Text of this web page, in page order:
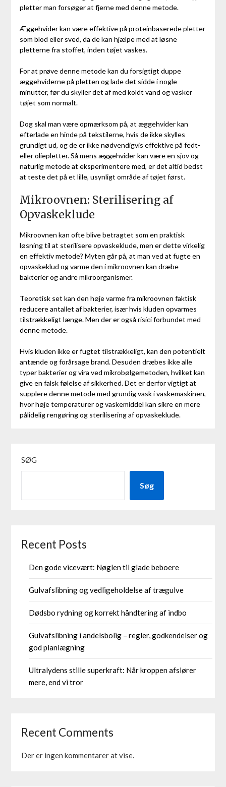
pletter man forsøger at fjerne med denne metode.
Æggehvider kan være effektive på proteinbaserede pletter
som blod eller sved, da de kan hjælpe med at løsne
pletterne fra stoffet, inden tøjet vaskes.
For at prøve denne metode kan du forsigtigt duppe
æggehviderne på pletten og lade det sidde i nogle
minutter, før du skyller det af med koldt vand og vasker
tøjet som normalt.
Dog skal man være opmærksom på, at æggehvider kan
efterlade en hinde på tekstilerne, hvis de ikke skylles
grundigt ud, og de er ikke nødvendigvis effektive på fedt-
eller oliepletter. Så mens æggehvider kan være en sjov og
naturlig metode at eksperimentere med, er det altid bedst
at teste det på et lille, usynligt område af tøjet først.
Mikroovnen: Sterilisering af
Opvaskeklude
Mikroovnen kan ofte blive betragtet som en praktisk
løsning til at sterilisere opvaskeklude, men er dette virkelig
en effektiv metode? Myten går på, at man ved at fugte en
opvaskeklud og varme den i mikroovnen kan dræbe
bakterier og andre mikroorganismer.
Teoretisk set kan den høje varme fra mikroovnen faktisk
reducere antallet af bakterier, især hvis kluden opvarmes
tilstrækkeligt længe. Men der er også risici forbundet med
denne metode.
Hvis kluden ikke er fugtet tilstrækkeligt, kan den potentielt
antænde og forårsage brand. Desuden dræbes ikke alle
typer bakterier og vira ved mikrobølgemetoden, hvilket kan
give en falsk følelse af sikkerhed. Det er derfor vigtigt at
supplere denne metode med grundig vask i vaskemaskinen,
hvor høje temperaturer og vaskemiddel kan sikre en mere
pålidelig rengøring og sterilisering af opvaskeklude.
SØG
Søg
Recent Posts
Den gode vicevært: Nøglen til glade beboere
Gulvafslibning og vedligeholdelse af trægulve
Dødsbo rydning og korrekt håndtering af indbo
Gulvafslibning i andelsbolig – regler, godkendelser og
god planlægning
Ultralydens stille superkraft: Når kroppen afslører
mere, end vi tror
Recent Comments
Der er ingen kommentarer at vise.